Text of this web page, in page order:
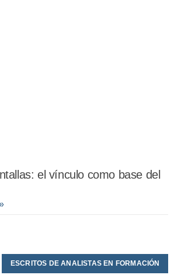
el vínculo como base del
ESCRITOS DE ANALISTAS EN FORMACIÓN